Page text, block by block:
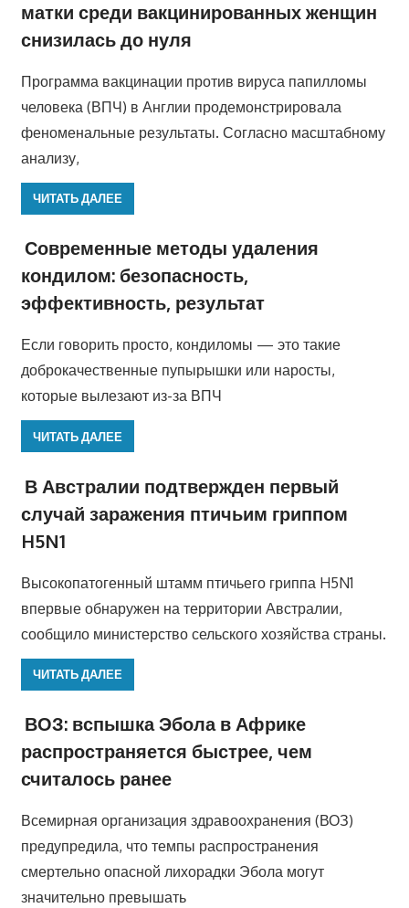
матки среди вакцинированных женщин
снизилась до нуля
Программа вакцинации против вируса папилломы
человека (ВПЧ) в Англии продемонстрировала
феноменальные результаты. Согласно масштабному
анализу,
ЧИТАТЬ ДАЛЕЕ
Современные методы удаления
кондилом: безопасность,
эффективность, результат
Если говорить просто, кондиломы — это такие
доброкачественные пупырышки или наросты,
которые вылезают из-за ВПЧ
ЧИТАТЬ ДАЛЕЕ
В Австралии подтвержден первый
случай заражения птичьим гриппом
H5N1
Высокопатогенный штамм птичьего гриппа H5N1
впервые обнаружен на территории Австралии,
сообщило министерство сельского хозяйства страны.
ЧИТАТЬ ДАЛЕЕ
ВОЗ: вспышка Эбола в Африке
распространяется быстрее, чем
считалось ранее
Всемирная организация здравоохранения (ВОЗ)
предупредила, что темпы распространения
смертельно опасной лихорадки Эбола могут
значительно превышать